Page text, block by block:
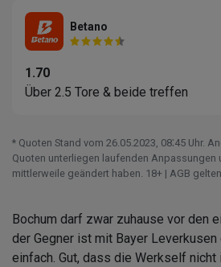
Betano
1.70
Über 2.5 Tore & beide treffen
* Quoten Stand vom 26.05.2023‚ 08⁚45 Uhr.
Quoten unterliegen laufenden Anpassungen
mittlerweile geändert haben. 18+ | AGB gelten
Bochum darf zwar zuhause vor den
der Gegner ist mit Bayer
einfach. Gut, dass die Werkself nicht